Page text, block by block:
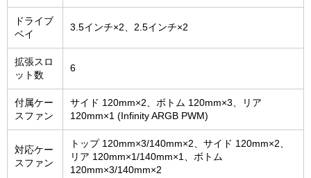
ドライブ
ベイ
3.5インチ×2、2.5インチ×2
拡張スロ
ット数
6
付属ケー
スファン
サイド 120mm×2、ボトム 120mm×3、リア
120mm×1 (Infinity ARGB PWM)
対応ケー
スファン
トップ 120mm×3/140mm×2、サイド 120mm×2、
リア 120mm×1/140mm×1、ボトム
120mm×3/140mm×2